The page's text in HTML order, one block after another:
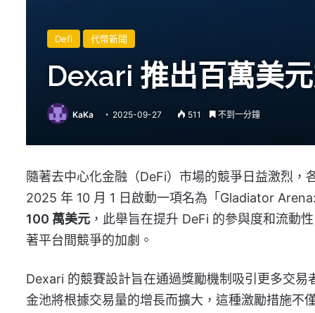
Defi 代幣新聞
Dexari 推出百萬美
KaKa 2025-09-27 511 不到一分鐘
隨著去中心化金融（DeFi）市場的競爭日益激烈
2025 年 10 月 1 日啟動一項名為「Gladiator
100 萬美元 ，此舉旨在提升 DeFi 的參與度和流動
著平台間競爭的加劇。
Dexari 的競賽設計旨在通過獎勵機制吸引更多交
金池將根據交易量的增長而擴大，這種激勵措施不